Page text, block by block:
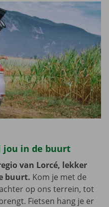
jou in de buurt
van Lorcé, lekker
buurt. Kom je met de
op ons terrein, tot
Fietsen hang je er